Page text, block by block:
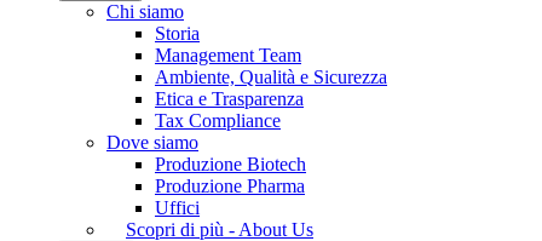
Chi siamo
Storia
Management Team
Ambiente, Qualità e Sicurezza
Etica e Trasparenza
Tax Compliance
Dove siamo
Produzione Biotech
Produzione Pharma
Uffici
Scopri di più - About Us